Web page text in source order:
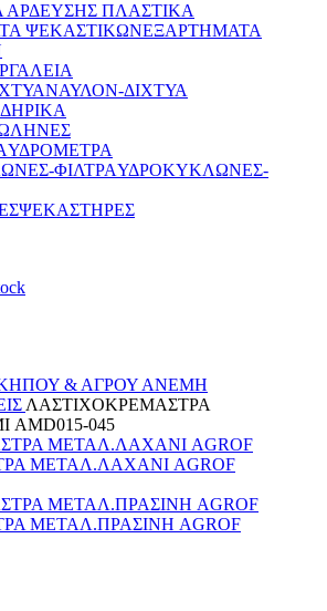
ΠΛΑΣΤΙΚΑ
ΕΞΑΡΤΗΜΑΤΑ
ΝΑΥΛΟΝ-ΔΙΧΤΥΑ
ΥΔΡΟΜΕΤΡΑ
ΥΔΡΟΚΥΚΛΩΝΕΣ-
ΨΕΚΑΣΤΗΡΕΣ
& ΑΓΡΟΥ ΑΝΕΜΗ
ΛΑΣΤΙΧΟΚΡΕΜΑΣΤΡΑ
045
ΜΕΤΑΛ.ΛΑΧΑΝΙ AGROF
ΜΕΤΑΛ.ΠΡΑΣΙΝΗ AGROF